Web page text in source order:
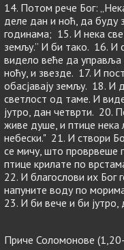
14. Потом рече Бог:
деле дан и ноћ, да буду
годинама; 15. И нека
земљу.” И би тако. 16. И
видело веће да
ноћу, и звезде. 17. И
обасјавају земљу. 18. И
светлост од таме. И
јутро, дан четврти. 20.
живе душе, и птице
небески." 21. И створи
се мичу, што проврвеше
птице крилате по
22. И благослови их Бог
напуните воду по
23. И би вече и би јутро,
Приче Соломонове